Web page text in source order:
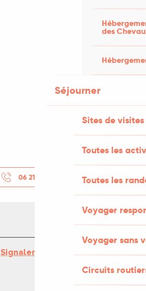
des
Séjourner
Sites de visites
Toutes les
Toutes les
Voyager
Voyager sans
Circuits
06 21 33 34
Signaler une erreur